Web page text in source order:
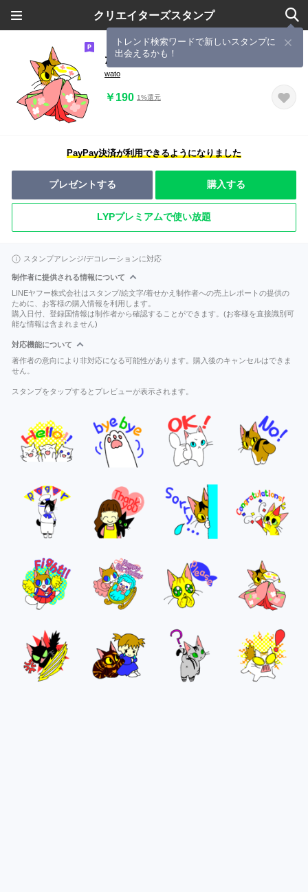
クリエイターズスタンプ
トレンド検索ワードで新しいスタンプに
出会えるかも！
たまねこ
wato
￥190 1%還元
PayPay決済が利用できるようになりました
プレゼントする 購入する
LYPプレミアムで使い放題
スタンプアレンジ/デコレーションに対応
制作者に提供される情報について
LINEヤフー株式会社はスタンプ/絵文字/着せかえ制作者への売上レポートの提供の
ために、お客様の購入情報を利用します。
購入日付、登録国情報は制作者から確認することができます。(お客様を直接識別可
能な情報は含まれません)
対応機能について
著作者の意向により非対応になる可能性があります。購入後のキャンセルはできま
せん。
スタンプをタップするとプレビューが表示されます。